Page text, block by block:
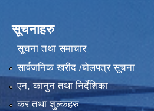
सूचनाहरु
सूचना तथा समाचार
सार्वजनिक खरीद /बोलपत्र सूचना
एन, कानुन तथा निर्देशिका
कर तथा शुल्कहरु